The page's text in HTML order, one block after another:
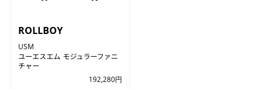
ROLLBOY
USM
ユーエスエム モジュラーファニ
チャー
192,280円